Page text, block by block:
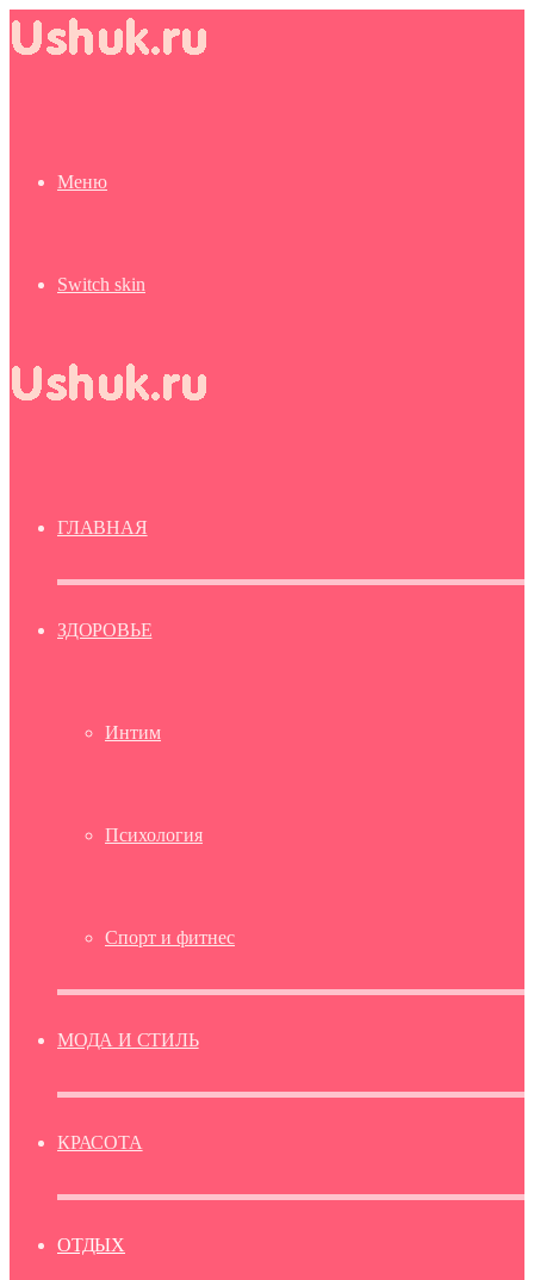
Меню
Switch skin
ГЛАВНАЯ
ЗДОРОВЬЕ
Интим
Психология
Спорт и фитнес
МОДА И СТИЛЬ
КРАСОТА
ОТДЫХ